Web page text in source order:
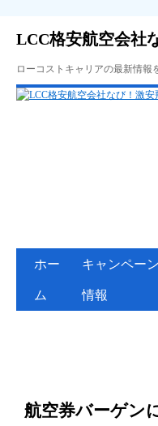
LCC格安航空会社
ローコストキャリアの最新情
ホー
ム
キャンペーン
情報
航空券バーゲン